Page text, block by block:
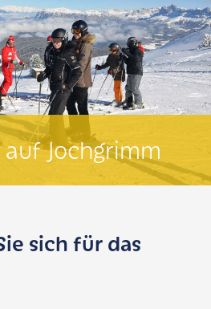
Jochgrimm
sich für das